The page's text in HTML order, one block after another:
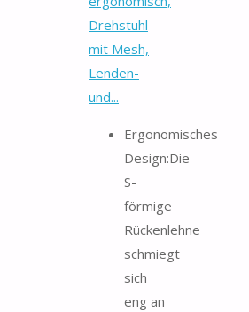
Drehstuhl
mit Mesh,
Lenden-
und...
Ergonomisches
Design:Die
S-
förmige
Rückenlehne
schmiegt
sich
eng an